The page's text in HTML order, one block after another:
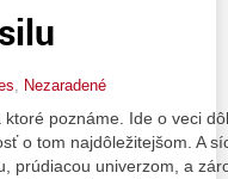
, Nezaradené
poznáme. Ide o veci
o tom najdôležitejšom. A
prúdiacou univerzom, a